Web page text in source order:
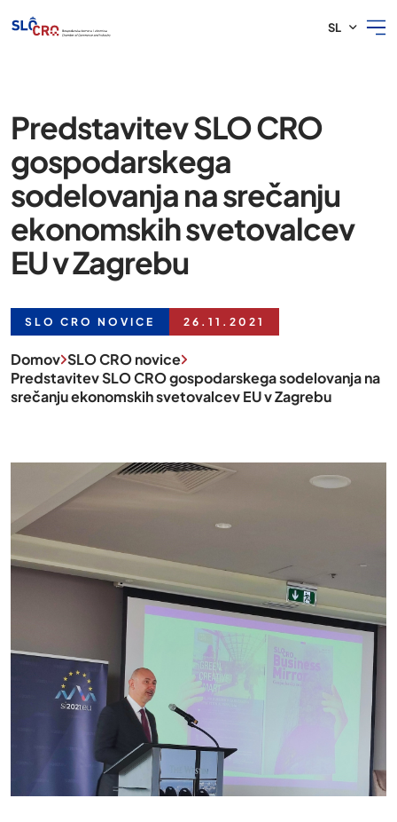
SL
Predstavitev SLO CRO
gospodarskega
sodelovanja na srečanju
ekonomskih svetovalcev
EU v Zagrebu
SLO CRO NOVICE 26.11.2021
Domov SLO CRO novice
Predstavitev SLO CRO gospodarskega sodelovanja na
srečanju ekonomskih svetovalcev EU v Zagrebu